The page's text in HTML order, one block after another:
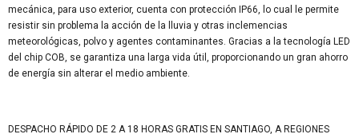
mecánica, para uso exterior, cuenta con protección IP66, lo cual le permite
resistir sin problema la acción de la lluvia y otras inclemencias
meteorológicas, polvo y agentes contaminantes. Gracias a la tecnología LED
del chip COB, se garantiza una larga vida útil, proporcionando un gran ahorro
de energía sin alterar el medio ambiente.
DESPACHO RÁPIDO DE 2 A 18 HORAS GRATIS EN SANTIAGO, A REGIONES